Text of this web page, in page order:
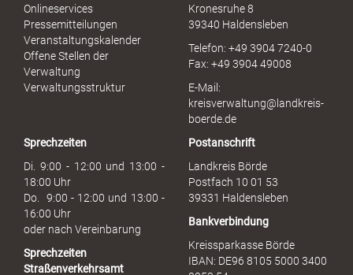
Onlineservices
Pressemitteilungen
Veranstaltungskalender
Offene Stellen der
Verwaltung
Verwaltungsstruktur
Kronesruhe 8
39340 Haldensleben
Telefon: +49 3904 7240-0
Fax: +49 3904 49008
E-Mail:
kreisverwaltung@landkreis-
boerde.de
Sprechzeiten
Di. 9:00 - 12:00 und 13:00 -
18:00 Uhr
Do. 9:00 - 12:00 und 13:00 -
16:00 Uhr
oder nach Vereinbarung
Sprechzeiten
Straßenverkehrsamt
Postanschrift
Landkreis Börde
Postfach 10 01 53
39331 Haldensleben
Bankverbindung
Kreissparkasse Börde
IBAN: DE96 8105 5000 3400